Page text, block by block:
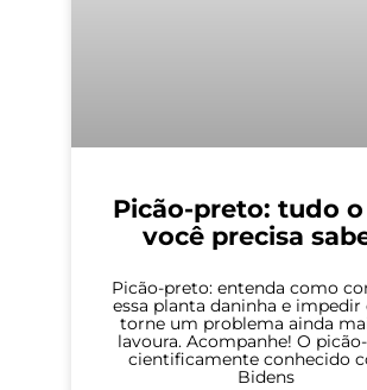
Picão-preto: tudo
você precisa
Picão-preto: entenda como
essa planta daninha e impedir
torne um problema ainda
lavoura. Acompanhe! O
cientificamente conhecido
Bidens